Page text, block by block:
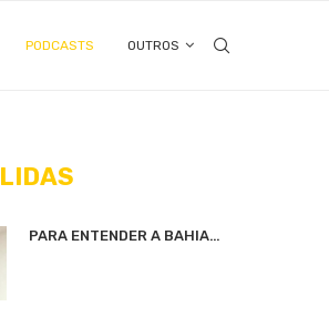
PODCASTS OUTROS
LIDAS
PARA ENTENDER A BAHIA…